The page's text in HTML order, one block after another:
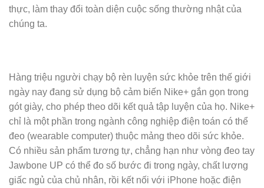
thực, làm thay đổi toàn diện cuộc sống thường nhật của
chúng ta.
Hàng triệu người chạy bộ rèn luyện sức khỏe trên thế giới
ngày nay đang sử dụng bộ cảm biến Nike+ gắn gọn trong
gót giày, cho phép theo dõi kết quả tập luyện của họ. Nike+
chỉ là một phần trong ngành công nghiệp điện toán có thể
đeo (wearable computer) thuộc mảng theo dõi sức khỏe.
Có nhiều sản phẩm tương tự, chẳng hạn như vòng đeo tay
Jawbone UP có thể đo số bước đi trong ngày, chất lượng
giấc ngủ của chủ nhân, rồi kết nối với iPhone hoặc điện